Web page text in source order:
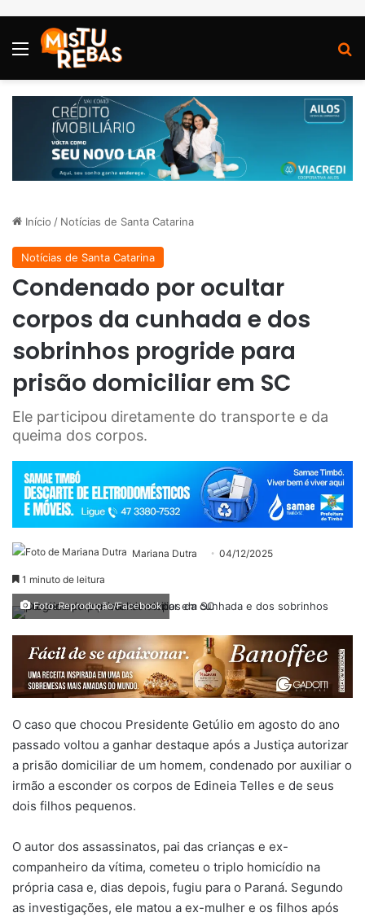
Menu
Início / Notícias de Santa Catarina
Notícias de Santa Catarina
Condenado por ocultar
corpos da cunhada e dos
sobrinhos progride para
prisão domiciliar em SC
Ele participou diretamente do transporte e da
queima dos corpos.
Mariana Dutra 04/12/2025
1 minuto de leitura
Foto: Reprodução/Facebook
O caso que chocou Presidente Getúlio em agosto do ano
passado voltou a ganhar destaque após a Justiça autorizar
a prisão domiciliar de um homem, condenado por auxiliar o
irmão a esconder os corpos de Edineia Telles e de seus
dois filhos pequenos.
O autor dos assassinatos, pai das crianças e ex-
companheiro da vítima, cometeu o triplo homicídio na
própria casa e, dias depois, fugiu para o Paraná. Segundo
as investigações, ele matou a ex-mulher e os filhos após